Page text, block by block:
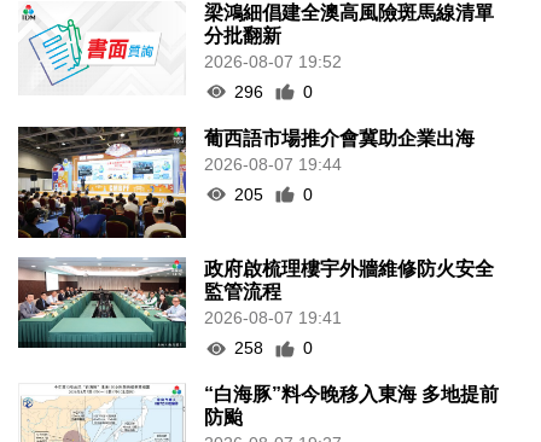
梁鴻細倡建全澳高風險斑馬線清單
分批翻新
2026-08-07 19:52
296
0
葡西語市場推介會冀助企業出海
2026-08-07 19:44
205
0
政府啟梳理樓宇外牆維修防火安全
監管流程
2026-08-07 19:41
258
0
“白海豚”料今晚移入東海 多地提前
防颱